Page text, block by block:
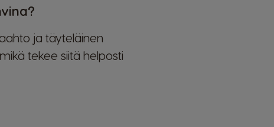
ja täyteläinen
tekee siitä helposti